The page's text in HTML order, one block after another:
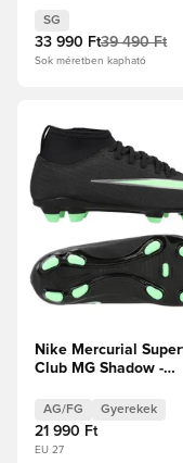
Fekete/Illusion Green
SG
33 990 Ft39 490 Ft
Sok méretben kapható
Megnyit egy
Nike Mercurial
Club MG Shadow -
Kisgyerekek
AG/FG Gyerekek
21 990 Ft
EU 27